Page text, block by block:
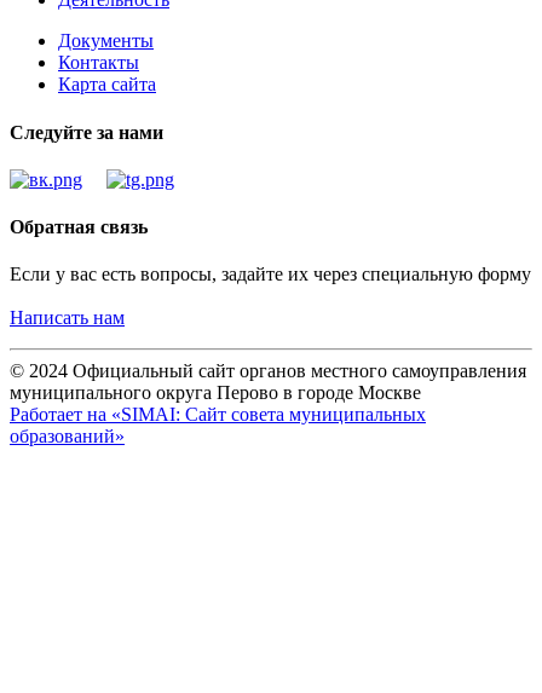
Документы
Контакты
Карта сайта
Следуйте за нами
Обратная связь
Если у вас есть вопросы, задайте их через специальную форму
Написать нам
© 2024 Официальный сайт органов местного самоуправления
муниципального округа Перово в городе Москве
Работает на «SIMAI: Сайт совета муниципальных
образований»